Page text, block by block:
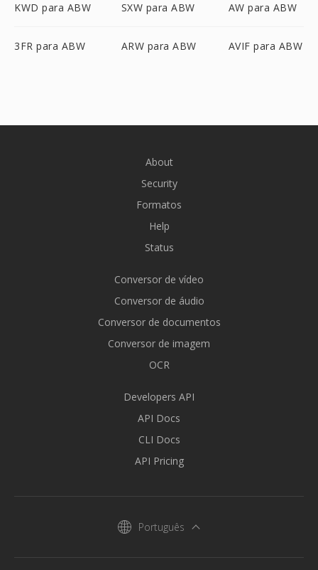
KWD para ABW SXW para ABW AW para ABW
3FR para ABW ARW para ABW AVIF para ABW
About
Security
Formatos
Help
Status
Conversor de vídeo
Conversor de áudio
Conversor de documentos
Conversor de imagem
OCR
Developers API
API Docs
CLI Docs
API Pricing
Português